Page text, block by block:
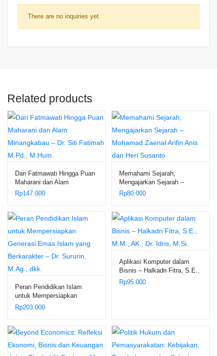
There are no inquiries yet.
Related products
Dari Fatmawati Hingga Puan
Maharani dan Alam
Minangkabau – Dr. Siti
Rp147.000
Memahami Sejarah,
Mengajarkan Sejarah –
Mohamad Zaenal Arifin Anis
Rp80.000
Peran Pendidikan Islam
untuk Mempersiapkan
Generasi Emas Islam yang
Berkarakter – Dr. Sururin,
Rp203.000
Aplikasi Komputer dalam
Bisnis – Halkadri Fitra, S.E.,
M.M., AK.; Dr. Idris, M.Si.
Rp95.000